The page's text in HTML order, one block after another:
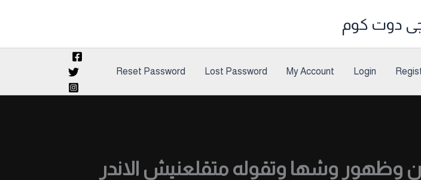
دوت كوم
Login
My Account
Lost Password
Reset Password
وظهور وشها وتقوله متقلعنيش الاندر